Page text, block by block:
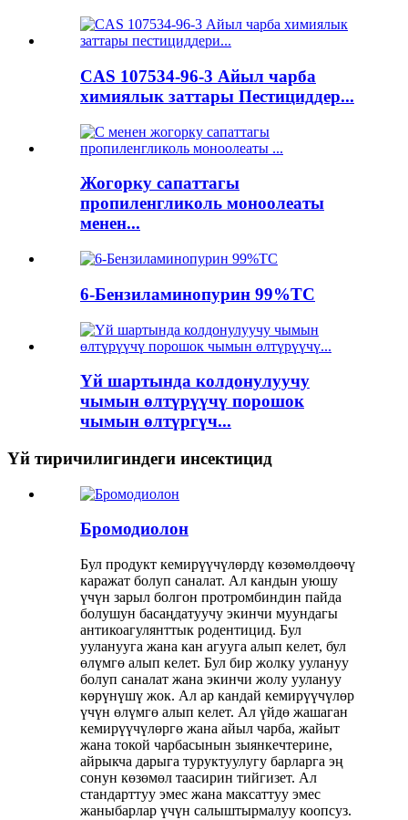
CAS 107534-96-3 Айыл чарба
химиялык заттары Пестициддер...
Жогорку сапаттагы
пропиленгликоль моноолеаты
менен...
6-Бензиламинопурин 99%TC
Үй шартында колдонулуучу
чымын өлтүрүүчү порошок
чымын өлтүргүч...
Үй тиричилигиндеги инсектицид
Бромодиолон
Бул продукт кемирүүчүлөрдү көзөмөлдөөчү
каражат болуп саналат. Ал кандын уюшу
үчүн зарыл болгон протромбиндин пайда
болушун басаңдатуучу экинчи муундагы
антикоагулянттык родентицид. Бул
ууланууга жана кан агууга алып келет, бул
өлүмгө алып келет. Бул бир жолку уулануу
болуп саналат жана экинчи жолу уулануу
көрүнүшү жок. Ал ар кандай кемирүүчүлөр
үчүн өлүмгө алып келет. Ал үйдө жашаган
кемирүүчүлөргө жана айыл чарба, жайыт
жана токой чарбасынын зыянкечтерине,
айрыкча дарыга туруктуулугу барларга эң
сонун көзөмөл таасирин тийгизет. Ал
стандарттуу эмес жана максаттуу эмес
жаныбарлар үчүн салыштырмалуу коопсуз.